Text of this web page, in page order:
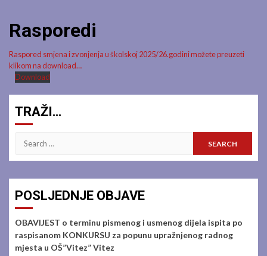
Rasporedi
Raspored smjena i zvonjenja u školskoj 2025/26.godini možete preuzeti
klikom na download…
Download
TRAŽI…
Search
POSLJEDNJE OBJAVE
OBAVIJEST o terminu pismenog i usmenog dijela ispita po
raspisanom KONKURSU za popunu upražnjenog radnog
mjesta u OŠ”Vitez” Vitez